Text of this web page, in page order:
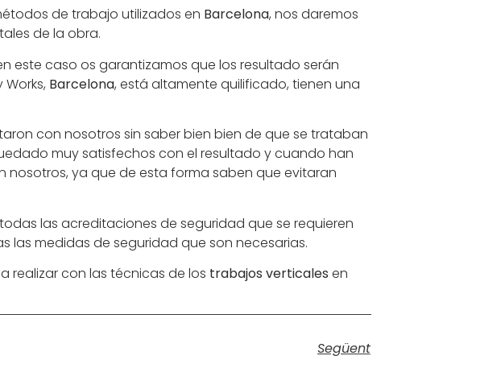
de trabajo utilizados en Barcelona, nos daremos
de la obra.
este caso os garantizamos que los resultado serán
Barcelona, está altamente quilificado, tienen una
con nosotros sin saber bien bien de que se trataban
muy satisfechos con el resultado y cuando han
ya que de esta forma saben que evitaran
las acreditaciones de seguridad que se requieren
las medidas de seguridad que son necesarias.
realizar con las técnicas de los trabajos verticales en
Següent